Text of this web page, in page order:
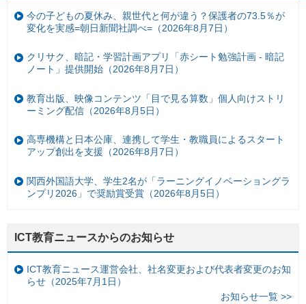
今の子どもの夏休み、親世代と何が違う？保護者の73.5％が
変化を実感=朝日新聞社調べ=（2026年8月7日）
クリサク、暗記・学習計画アプリ「赤シート勉強計画 - 暗記
ノート」提供開始（2026年8月7日）
教育出版、映像コンテンツ「目で見る算数」個人向けストリ
ーミング配信（2026年8月5日）
高専機構と日本公庫、連携して学生・教職員によるスタート
アップ創出を支援（2026年8月7日）
関西外国語大学、学生2名が「ラーニングイノベーショングラ
ンプリ2026」で奨励賞受賞（2026年8月5日）
ICT教育ニュースからのお知らせ
ICT教育ニュース運営会社、社名変更および代表者変更のお知
らせ（2025年7月1日）
お知らせ一覧 >>